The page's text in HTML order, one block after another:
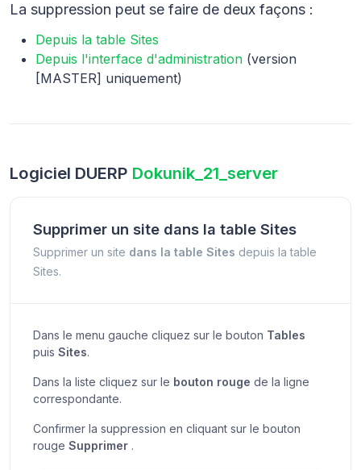
La suppression peut se faire de deux façons :
Depuis la table Sites
Depuis l'interface d'administration (version
[MASTER] uniquement)
Logiciel DUERP Dokunik_21_server
Supprimer un site dans la table Sites
Supprimer un site dans la table Sites depuis la table
Sites.
Dans le menu gauche cliquez sur le bouton Tables
puis Sites.
Dans la liste cliquez sur le bouton rouge de la ligne
correspondante.
Confirmer la suppression en cliquant sur le bouton
rouge Supprimer .